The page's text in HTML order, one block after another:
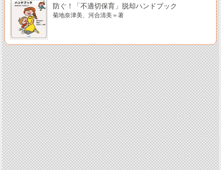
防ぐ！「不適切保育」脱却ハンドブック
菊地奈津美、河合清美＝著